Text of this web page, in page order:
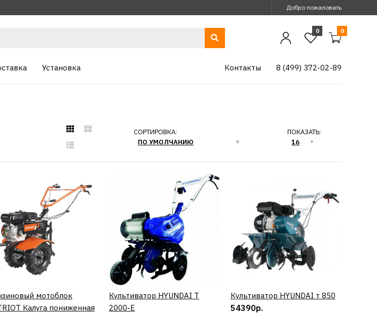
Добро пожаловать
0 0
8 (499) 372-02-89
Контакты
Установка
СОРТИРОВКА: ПОКАЗАТЬ:
Бензиновый мотоблок
PATRIOT Калуга М
440107011
43590р.
КУПИТЬ
КУПИТЬ
мотоблок
Калуга пониженная
КУПИТЬ
Культиватор HYUNDAI T
2000-E
КУПИТЬ
Культиватор HYUNDAI т 850
54390р.